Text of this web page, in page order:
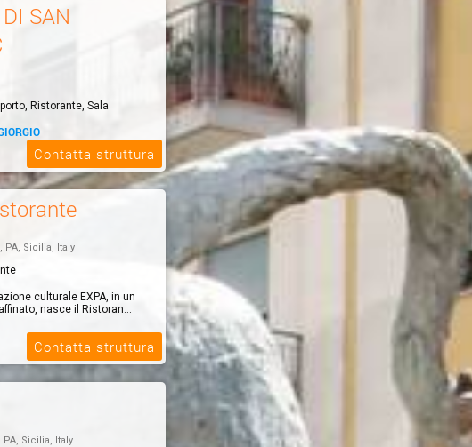
SAN
Ristorante, Sala
nostro locale, a degustare
pizze ma soprattutt...
Contatta struttura
, PA, Sicilia, Italy
culturale EXPA, in un
nasce il Ristoran...
Contatta struttura
, PA, Sicilia, Italy